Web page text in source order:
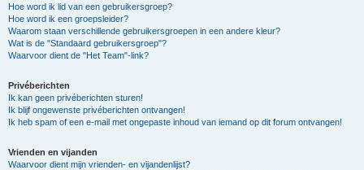
Hoe word ik lid van een gebruikersgroep?
Hoe word ik een groepsleider?
Waarom staan verschillende gebruikersgroepen in een andere kleur?
Wat is de "Standaard gebruikersgroep"?
Waarvoor dient de "Het Team"-link?
Privéberichten
Ik kan geen privéberichten sturen!
Ik blijf ongewenste privéberichten ontvangen!
Ik heb spam of een e-mail met ongepaste inhoud van iemand op dit forum ontvangen!
Vrienden en vijanden
Waarvoor dient mijn vrienden- en vijandenlijst?